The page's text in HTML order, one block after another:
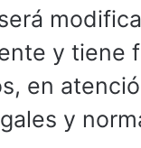
y tiene
en
y